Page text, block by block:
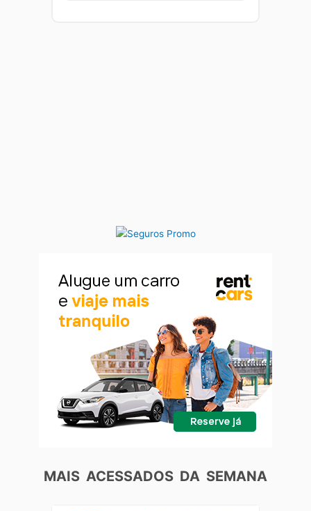
MAIS ACESSADOS DA SEMANA